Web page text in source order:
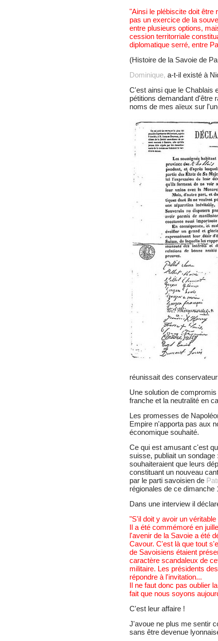
"Ainsi le plébiscite doit être
pas un exercice de la
entre plusieurs options,
cession territorriale
diplomatique serré, entre
(Histoire de la Savoie de
Dominique, a-t-il existé à
C'est ainsi que le Chablais
pétitions demandant d'être
noms de mes aïeux sur
réunissait des
Une solution de
franche et la neutralité en
Les promesses de
Empire n'apporta pas aux
économique souhaité.
Ce qui est amusant c'est
suisse, publiait un
souhaiteraient que leurs
constituant un nouveau
par le parti savoisien de
régionales de ce dimanche
Dans une interview il
"S'il doit y avoir un
Il a été commémoré en
l'avenir de la Savoie a été
Cavour. C'est là que tout
de Savoisiens étaient
caractère scandaleux de
militaire. Les présidents
répondre à l'invitation...
Il ne faut donc pas oublier
fait que nous soyons
C'est leur affaire !
J'avoue ne plus me sentir
sans être devenue